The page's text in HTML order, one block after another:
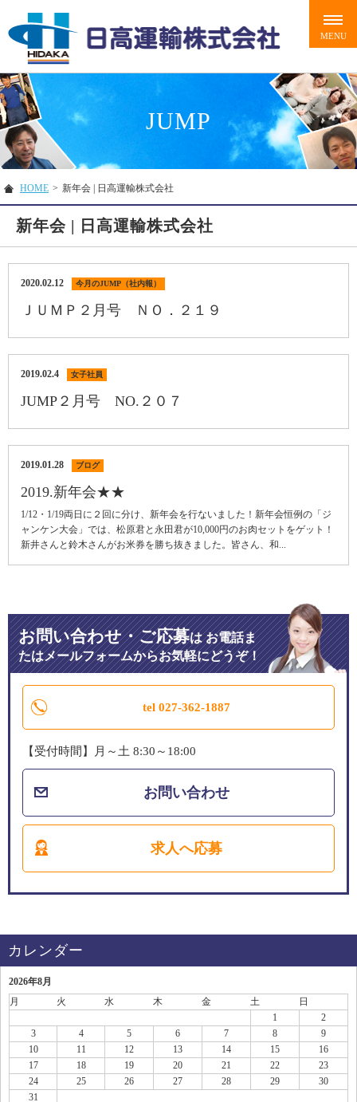
JUMP
HOME > 新年会 | 日高運輸株式会社
新年会 | 日高運輸株式会社
2020.02.12 今月のJUMP（社内報）
ＪＵＭＰ２月号 ＮＯ．２１９
2019.02.4 女子社員
JUMP２月号 NO.２０７
2019.01.28 ブログ
2019.新年会★★
1/12・1/19両日に２回に分け、新年会を行ないました！新年会恒例の「ジ
ャンケン大会」では、松原君と永田君が10,000円のお肉セットをゲット！
新井さんと鈴木さんがお米券を勝ち抜きました。皆さん、和...
お問い合わせ・ご応募はお電話ま
たはメールフォームからお気軽にどうぞ！
tel 027-362-1887
【受付時間】月～土 8:30～18:00
お問い合わせ
求人へ応募
カレンダー
2026年8月
月
火 水 木 金 土
日
1
2
3
4 5 6 7 8
9
10
11 12 13 14 15
16
17
18 19 20 21 22
23
24
25 26 27 28 29
30
31